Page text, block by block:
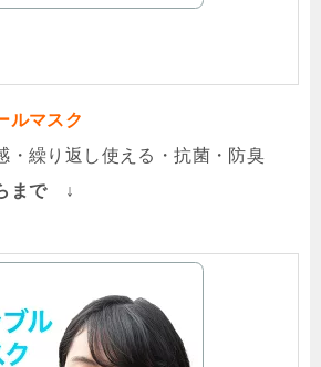
ルマスク
・繰り返し使える・抗菌・防臭
まで ↓